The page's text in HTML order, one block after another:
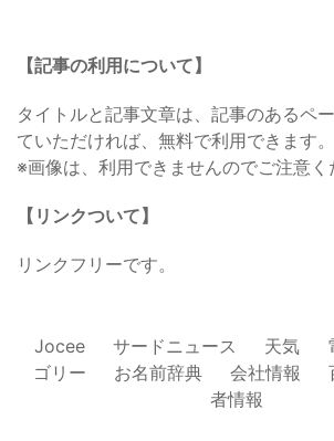
【記事の利用について】
タイトルと記事文章は、記事のあるペ
ていただければ、無料で利用できます。
※画像は、利用できませんのでご注意く
【リンクついて】
リンクフリーです。
Jocee サードニュース 天気
ゴリー
お名前辞典 会社情報
者情報